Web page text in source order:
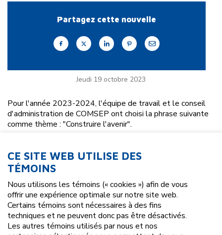
Partagez cette nouvelle
Jeudi 19 octobre 2023
Pour l'année 2023-2024, l'équipe de travail et le conseil
d'administration de COMSEP ont choisi la phrase suivante
comme thème : "Construire l'avenir".
certaine façon, les actions qui seront portées par l'équipe
et les membres et qui orientera les activités tout au long
de l'année à venir.
Ainsi, ce thème colle, au sens propre comme au figuré, à ce
qui se passe et se passera chez COMSEP : nos nombreux
chantiers (stationnement vert, réparation des bureaux suite
au dégat d'eau, rénovation du local Familles) ont été l'idée
de départ. Et bien-sûr, quoi de plus positif que de construire
CE SITE WEB UTILISE DES
TÉMOINS
Nous utilisons les témoins (« cookies ») afin de vous
offrir une expérience optimale sur notre site web.
Certains témoins sont nécessaires à des fins
techniques et ne peuvent donc pas être désactivés.
Les autres témoins utilisés par nous et nos